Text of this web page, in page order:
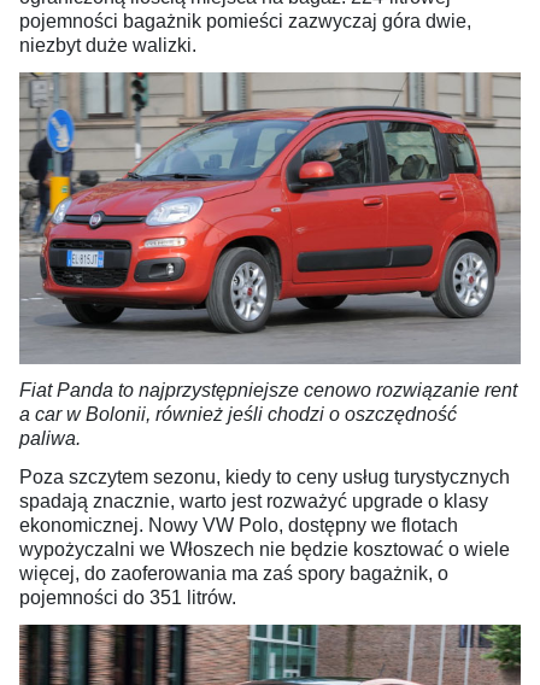
pojemności bagażnik pomieści zazwyczaj góra dwie,
niezbyt duże walizki.
Fiat Panda to najprzystępniejsze cenowo rozwiązanie rent
a car w Bolonii, również jeśli chodzi o oszczędność
paliwa.
Poza szczytem sezonu, kiedy to ceny usług turystycznych
spadają znacznie, warto jest rozważyć upgrade o klasy
ekonomicznej. Nowy VW Polo, dostępny we flotach
wypożyczalni we Włoszech nie będzie kosztować o wiele
więcej, do zaoferowania ma zaś spory bagażnik, o
pojemności do 351 litrów.